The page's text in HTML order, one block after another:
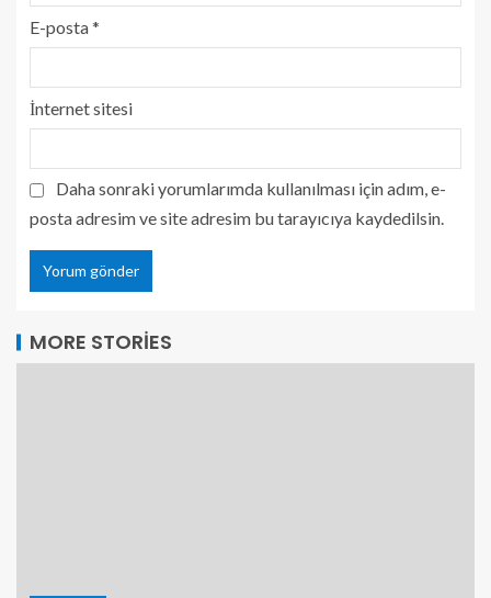
E-posta*
İnternet sitesi
Daha sonraki yorumlarımda kullanılması için adım, e-
posta adresim ve site adresim bu tarayıcıya kaydedilsin.
MORE STORIES